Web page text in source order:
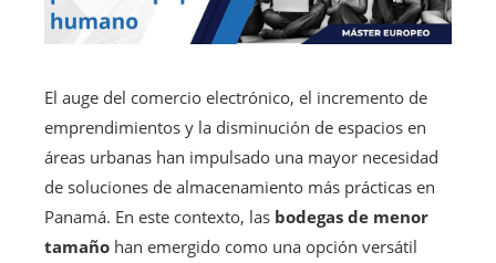
El auge del comercio electrónico, el incremento de
emprendimientos y la disminución de espacios en
áreas urbanas han impulsado una mayor necesidad
de soluciones de almacenamiento más prácticas en
Panamá. En este contexto, las bodegas de menor
tamaño han emergido como una opción versátil